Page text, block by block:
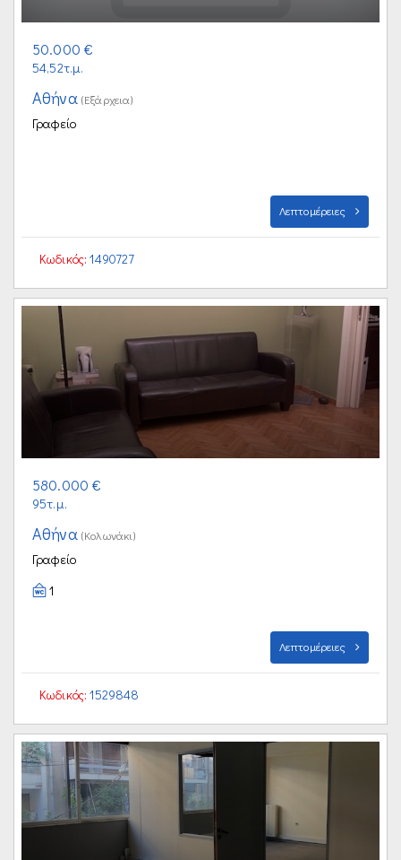
50.000 €
54,52τ.μ.
Αθήνα (Εξάρχεια)
Γραφείο
Λεπτομέρειες
Κωδικός: 1490727
580.000 €
95τ.μ.
Αθήνα (Κολωνάκι)
Γραφείο
1
Λεπτομέρειες
Κωδικός: 1529848